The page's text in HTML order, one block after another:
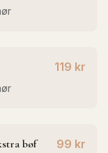
119 kr
bøf
99 kr